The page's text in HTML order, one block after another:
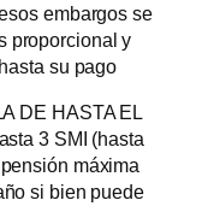
embargos se
proporcional y
su pago
DE HASTA EL
3 SMI (hasta
máxima
si bien puede